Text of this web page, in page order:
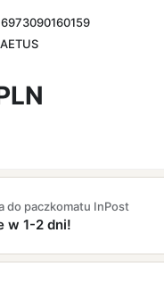
6973090160159
do paczkomatu InPost
w 1-2 dni!